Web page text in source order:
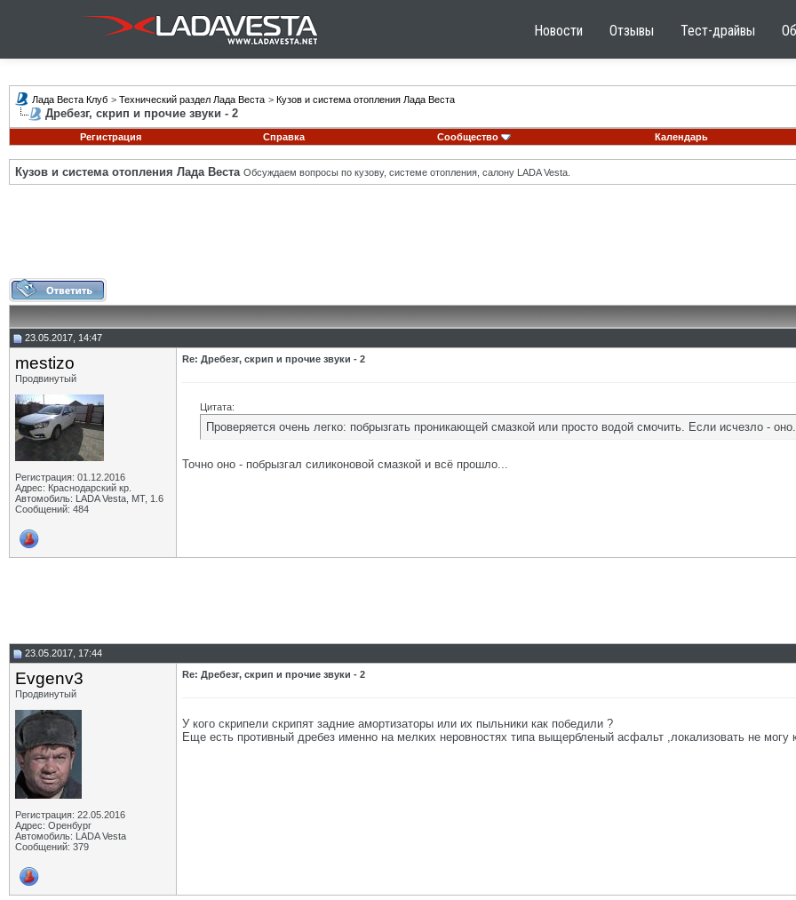
Новости Отзывы Тест-драйвы
Лада Веста Клуб > Технический раздел Лада Веста > Кузов и система отопления Лада Веста
Дребезг, скрип и прочие звуки - 2
Регистрация Справка Сообщество Календарь
Кузов и система отопления Лада Веста Обсуждаем вопросы по кузову, системе отопления, салону LADA Vesta.
23.05.2017, 14:47
mestizo
Продвинутый
Регистрация: 01.12.2016
Адрес: Краснодарский кр.
Автомобиль: LADA Vesta, МТ, 1.6
Сообщений: 484
Re: Дребезг, скрип и прочие звуки - 2
Цитата:
Проверяется очень легко: побрызгать проникающей смазкой или просто водой смочить. Если исчезло - оно.
Точно оно - побрызгал силиконовой смазкой и всё прошло...
23.05.2017, 17:44
Evgenv3
Продвинутый
Регистрация: 22.05.2016
Адрес: Оренбург
Автомобиль: LADA Vesta
Сообщений: 379
Re: Дребезг, скрип и прочие звуки - 2
У кого скрипели скрипят задние амортизаторы или их пыльники как победили ?
Еще есть противный дребез именно на мелких неровностях типа выщербленый асфальт ,локализовать не могу